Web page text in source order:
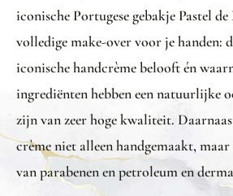
iconische Portugese gebakje Pastel
volledige make-over voor je handen:
iconische handcrème belooft én
ingrediënten hebben een natuurlijke
zijn van zeer hoge kwaliteit.
crème niet alleen handgemaakt,
van parabenen en petroleum en